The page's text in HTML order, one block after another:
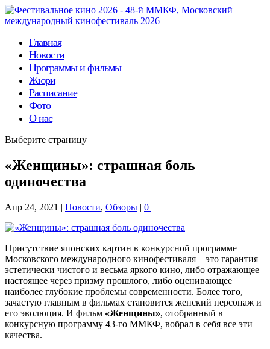
Главная
Новости
Программы и фильмы
Жюри
Расписание
Фото
О нас
Выберите страницу
«Женщины»: страшная боль
одиночества
Апр 24, 2021 | Новости, Обзоры | 0 |
Присутствие японских картин в конкурсной программе
Московского международного кинофестиваля – это гарантия
эстетически чистого и весьма яркого кино, либо отражающее
настоящее через призму прошлого, либо оценивающее
наиболее глубокие проблемы современности. Более того,
зачастую главным в фильмах становится женский персонаж и
его эволюция. И фильм «Женщины», отобранный в
конкурсную программу 43-го ММКФ, вобрал в себя все эти
качества.